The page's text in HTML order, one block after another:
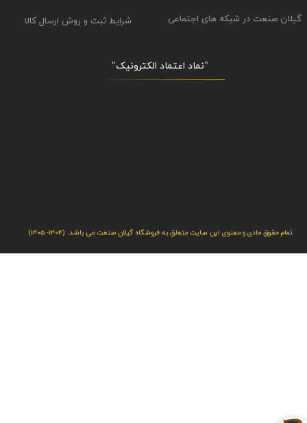
شرایط ثبت و روش ارسال کالا
تمام حقوق مادی و معنوی این سایت متعلق به فروشگاه گیلان صنعت می باشد. (1404- 1405)
"نماد اعتماد الکترونیک​​​​​​​"
گیلان صنعت در شبکه های اجتماعی